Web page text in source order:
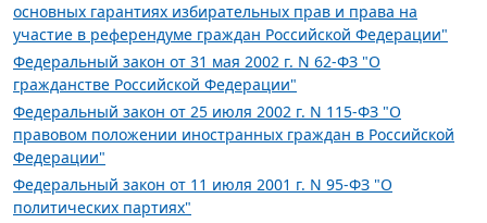
основных гарантиях избирательных прав и права на
участие в референдуме граждан Российской Федерации"
Федеральный закон от 31 мая 2002 г. N 62-ФЗ "О
гражданстве Российской Федерации"
Федеральный закон от 25 июля 2002 г. N 115-ФЗ "О
правовом положении иностранных граждан в Российской
Федерации"
Федеральный закон от 11 июля 2001 г. N 95-ФЗ "О
политических партиях"